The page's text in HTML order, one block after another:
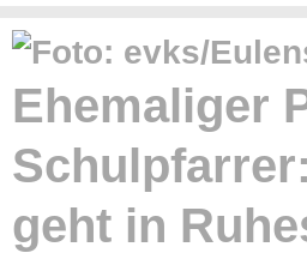
Ehemaliger
geht in